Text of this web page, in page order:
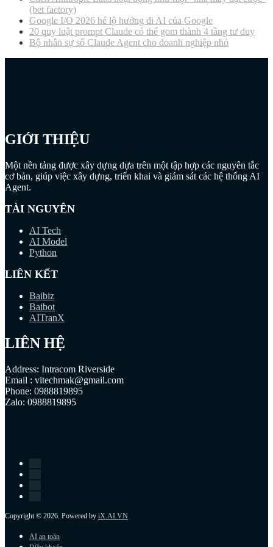
(bet factory)
Google I/O 2026 hé lộ hướng đi AI của Google
20 quy luật prompt Claude có thể gom thành 4 tầng tư duy
Bộ nhân sự số Claude Agent cho doanh nghiệp nhỏ
GIỚI THIỆU
Một nền tảng được xây dựng dựa trên một tập hợp các nguyên tắc
cơ bản, giúp việc xây dựng, triển khai và giám sát các hệ thống AI
Agent.
TÀI NGUYÊN
AI Tech
AI Model
Python
LIÊN KẾT
Baibiz
Baibot
AITranX
LIÊN HỆ
Address: Intracom Riverside
Email : vitechmak@gmail.com
Phone: 0988819895
Zalo: 0988819895
Copyright © 2026. Powered by iX.AI.VN
AI an toàn